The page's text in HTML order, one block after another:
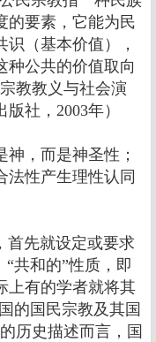
的要素，它能为民
（基本价值），
种公共的价值取向
教教义与社会演
社，2003年）
，而是神圣性；
法性产生理性认同
首先就设定或要求
共和的”性质，即
有的学者就将其
的国民宗教及其国
历史描述而言，国